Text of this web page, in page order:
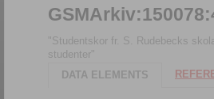
"Studentskor fr. S. Rudebecks
studenter"
DATA ELEMENTS